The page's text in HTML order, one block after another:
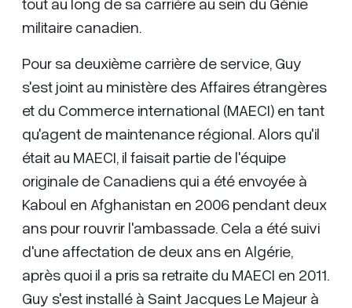
militaire canadien.
Pour sa deuxième carrière de service, Guy
s'est joint au ministère des Affaires étrangères
et du Commerce international (MAECI) en tant
qu'agent de maintenance régional. Alors qu'il
était au MAECI, il faisait partie de l'équipe
originale de Canadiens qui a été envoyée à
Kaboul en Afghanistan en 2006 pendant deux
ans pour rouvrir l'ambassade. Cela a été suivi
d'une affectation de deux ans en Algérie,
après quoi il a pris sa retraite du MAECI en 2011.
Guy s'est installé à Saint Jacques Le Majeur à